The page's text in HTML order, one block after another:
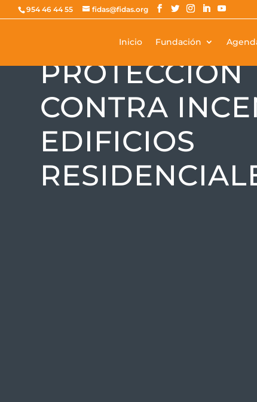
954 46 44 55 fidas@fidas.org
Inicio Fundación
PROTECCIÓN
CONTRA
EDIFICIOS